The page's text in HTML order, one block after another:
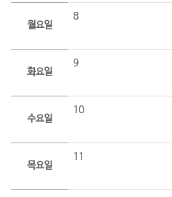
월요일
8
화요일
9
수요일
10
목요일
11